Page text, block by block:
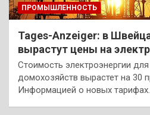
ПРОМЫШЛЕННОСТЬ
Tages-Anzeiger: в
вырастут цены на
Стоимость электроэнергии
домохозяйств вырастет на 30
Информацией о новых